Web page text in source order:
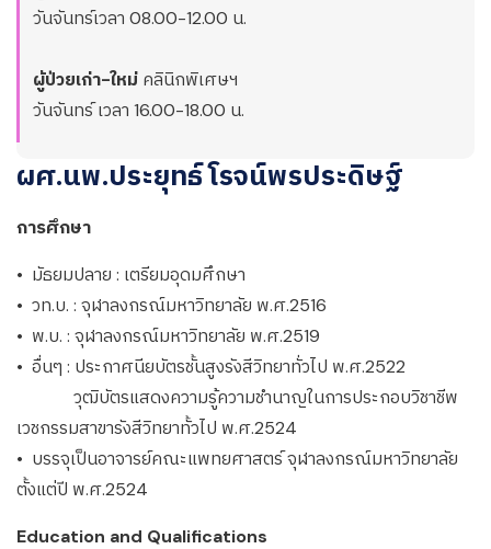
วันจันทร์เวลา 08.00-12.00 น.
ผู้ป่วยเก่า-ใหม่ คลินิกพิเศษฯ
วันจันทร์ เวลา 16.00-18.00 น.
ผศ.นพ.ประยุทธ์ โรจน์พรประดิษฐ์
การศึกษา
• มัธยมปลาย : เตรียมอุดมศึกษา
• วท.บ. : จุฬาลงกรณ์มหาวิทยาลัย พ.ศ.2516
• พ.บ. : จุฬาลงกรณ์มหาวิทยาลัย พ.ศ.2519
• อื่นๆ : ประกาศนียบัตรชั้นสูงรังสีวิทยาทั่วไป พ.ศ.2522
วุฒิบัตรแสดงความรู้ความชำนาญในการประกอบวิชาชีพ
เวชกรรมสาขารังสีวิทยาทั้วไป พ.ศ.2524
• บรรจุเป็นอาจารย์คณะแพทยศาสตร์ จุฬาลงกรณ์มหาวิทยาลัย
ตั้งแต่ปี พ.ศ.2524
Education and Qualifications